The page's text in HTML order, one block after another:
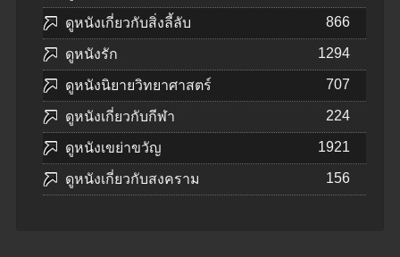
ดูหนังเกี่ยวกับสิ่งลี้ลับ 866
ดูหนังรัก 1294
ดูหนังนิยายวิทยาศาสตร์ 707
ดูหนังเกี่ยวกับกีฬา 224
ดูหนังเขย่าขวัญ 1921
ดูหนังเกี่ยวกับสงคราม 156